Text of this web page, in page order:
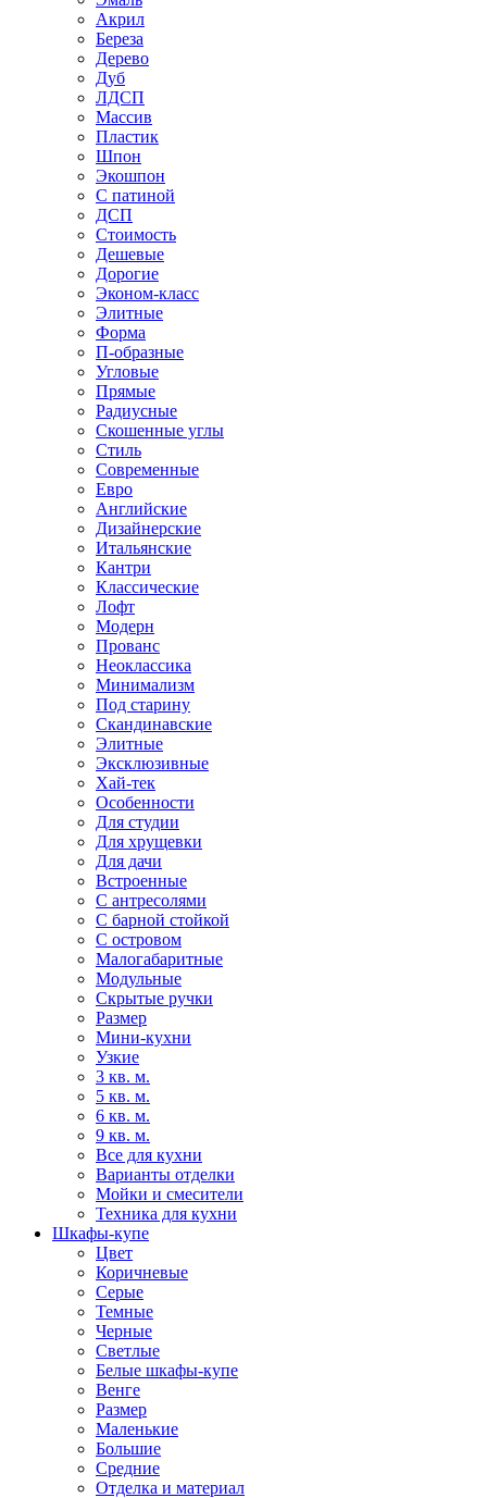
Акрил
Береза
Дерево
Дуб
ЛДСП
Массив
Пластик
Шпон
Экошпон
С патиной
ДСП
Стоимость
Дешевые
Дорогие
Эконом-класс
Элитные
Форма
П-образные
Угловые
Прямые
Радиусные
Скошенные углы
Стиль
Современные
Евро
Английские
Дизайнерские
Итальянские
Кантри
Классические
Лофт
Модерн
Прованс
Неоклассика
Минимализм
Под старину
Скандинавские
Элитные
Эксклюзивные
Хай-тек
Особенности
Для студии
Для хрущевки
Для дачи
Встроенные
С антресолями
С барной стойкой
С островом
Малогабаритные
Модульные
Скрытые ручки
Размер
Мини-кухни
Узкие
3 кв. м.
5 кв. м.
6 кв. м.
9 кв. м.
Все для кухни
Варианты отделки
Мойки и смесители
Техника для кухни
Шкафы-купе
Цвет
Коричневые
Серые
Темные
Черные
Светлые
Белые шкафы-купе
Венге
Размер
Маленькие
Большие
Средние
Отделка и материал